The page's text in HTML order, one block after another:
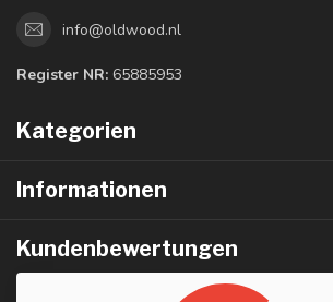
info@oldwood.nl
Register NR: 65885953
Kategorien
Informationen
Kundenbewertungen